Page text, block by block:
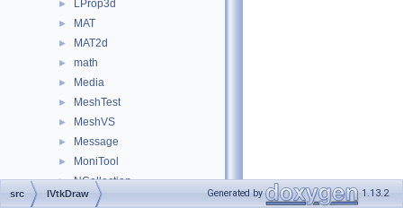
► LProp3d
► MAT
► MAT2d
► math
► Media
► MeshTest
► MeshVS
► Message
► MoniTool
► NCollection
► NLPlate
src IVtkDraw Generated by 1.13.2